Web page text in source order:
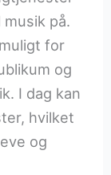
på.
for
og
I dag kan
hvilket
og